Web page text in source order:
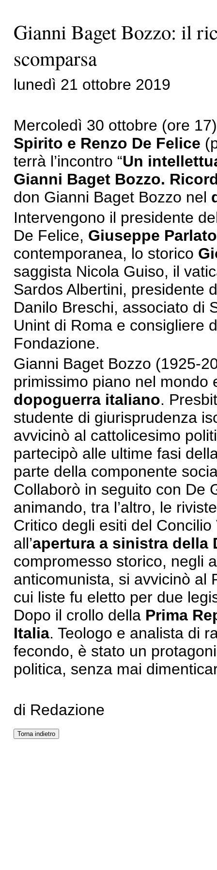
Gianni Baget Bozzo: il
scomparsa
lunedì 21 ottobre 2019
Mercoledì 30 ottobre (ore
Spirito e Renzo De Felice
terrà l’incontro “Un
Gianni Baget Bozzo.
don Gianni Baget Bozzo nel
Intervengono il presidente
De Felice, Giuseppe Parlato
contemporanea, lo storico
saggista Nicola Guiso, il
Sardos Albertini, presidente
Danilo Breschi, associato di
Unint di Roma e consigliere
Fondazione.
Gianni Baget Bozzo (1925-
primissimo piano nel
dopoguerra italiano.
studente di giurisprudenza
avvicinò al cattolicesimo
partecipò alle ultime fasi
parte della componente
Collaborò in seguito con De
animando, tra l’altro, le
Critico degli esiti del
all’apertura a sinistra della
compromesso storico, negli
anticomunista, si avvicinò al
cui liste fu eletto per due
Dopo il crollo della Prima
Italia. Teologo e analista di
fecondo, è stato un
politica, senza mai
di Redazione